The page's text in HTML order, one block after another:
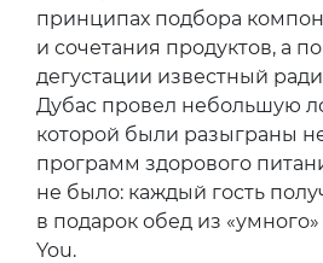
принципах подбора
и сочетания продуктов, а
дегустации известный
Дубас провел небольшую
которой были разыграны
программ здорового
не было: каждый гость
в подарок обед из
You.